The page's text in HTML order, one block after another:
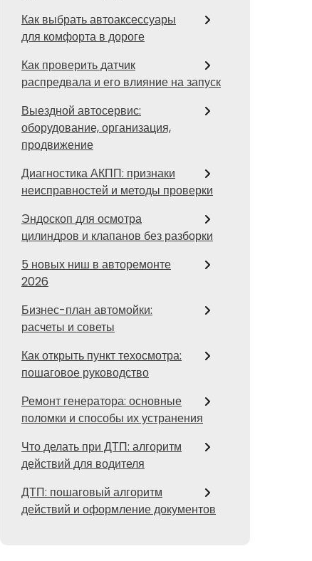
Как выбрать автоаксессуары
для комфорта в дороге
Как проверить датчик
распредвала и его влияние на запуск
Выездной автосервис:
оборудование, организация,
продвижение
Диагностика АКПП: признаки
неисправностей и методы проверки
Эндоскоп для осмотра
цилиндров и клапанов без разборки
5 новых ниш в авторемонте
2026
Бизнес-план автомойки:
расчеты и советы
Как открыть пункт техосмотра:
пошаговое руководство
Ремонт генератора: основные
поломки и способы их устранения
Что делать при ДТП: алгоритм
действий для водителя
ДТП: пошаговый алгоритм
действий и оформление документов